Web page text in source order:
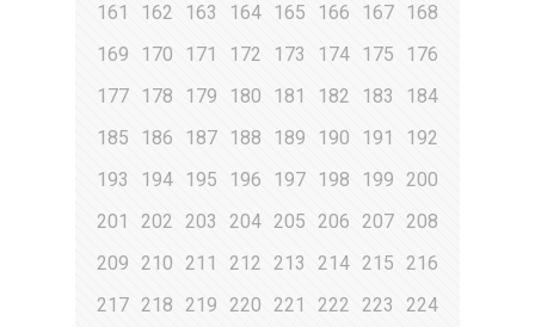
161
162 163 164 165 166 167 168
169
170 171 172 173 174 175
176
177 178 179 180 181 182 183
184
185
186 187 188 189 190 191
192
193
194 195 196 197 198 199 200
201
202 203 204 205 206 207 208
209 210 211 212 213 214 215 216
217 218 219 220 221 222 223
224